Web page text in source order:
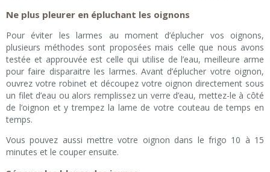
Ne plus pleurer en épluchant les oignons
Pour éviter les larmes au moment d’éplucher vos oignons,
plusieurs méthodes sont proposées mais celle que nous avons
testée et approuvée est celle qui utilise de l’eau, meilleure arme
pour faire disparaitre les larmes. Avant d’éplucher votre oignon,
ouvrez votre robinet et découpez votre oignon directement sous
un filet d’eau ou alors remplissez un verre d’eau, mettez-le à côté
de l’oignon et y trempez la lame de votre couteau de temps en
temps.
Vous pouvez aussi mettre votre oignon dans le frigo 10 à 15
minutes et le couper ensuite.